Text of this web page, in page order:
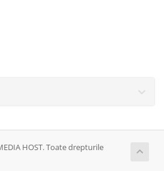
HOST. Toate drepturile